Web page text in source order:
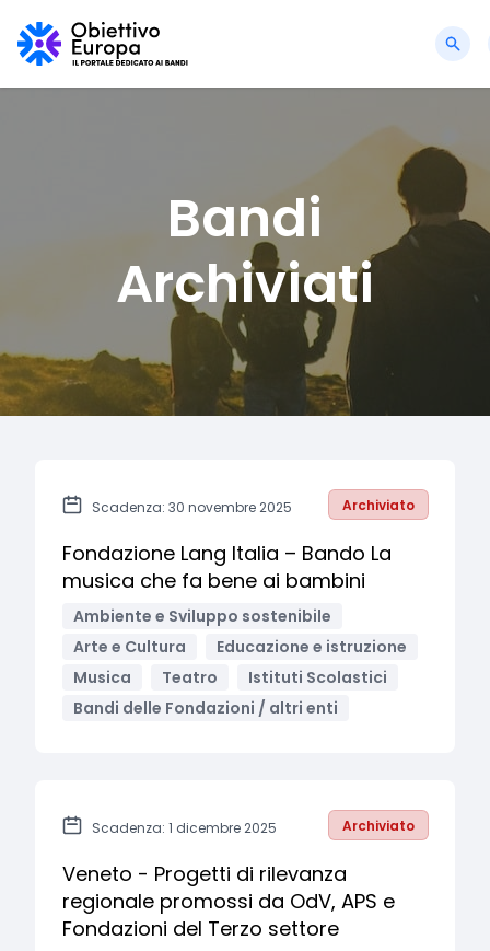
Bandi
Archiviati
Scadenza: 30 novembre 2025 Archiviato
Fondazione Lang Italia – Bando La
musica che fa bene ai bambini
Ambiente e Sviluppo sostenibile
Arte e Cultura
Educazione e istruzione
Musica
Teatro
Istituti Scolastici
Bandi delle Fondazioni / altri enti
Scadenza: 1 dicembre 2025 Archiviato
Veneto - Progetti di rilevanza
regionale promossi da OdV, APS e
Fondazioni del Terzo settore